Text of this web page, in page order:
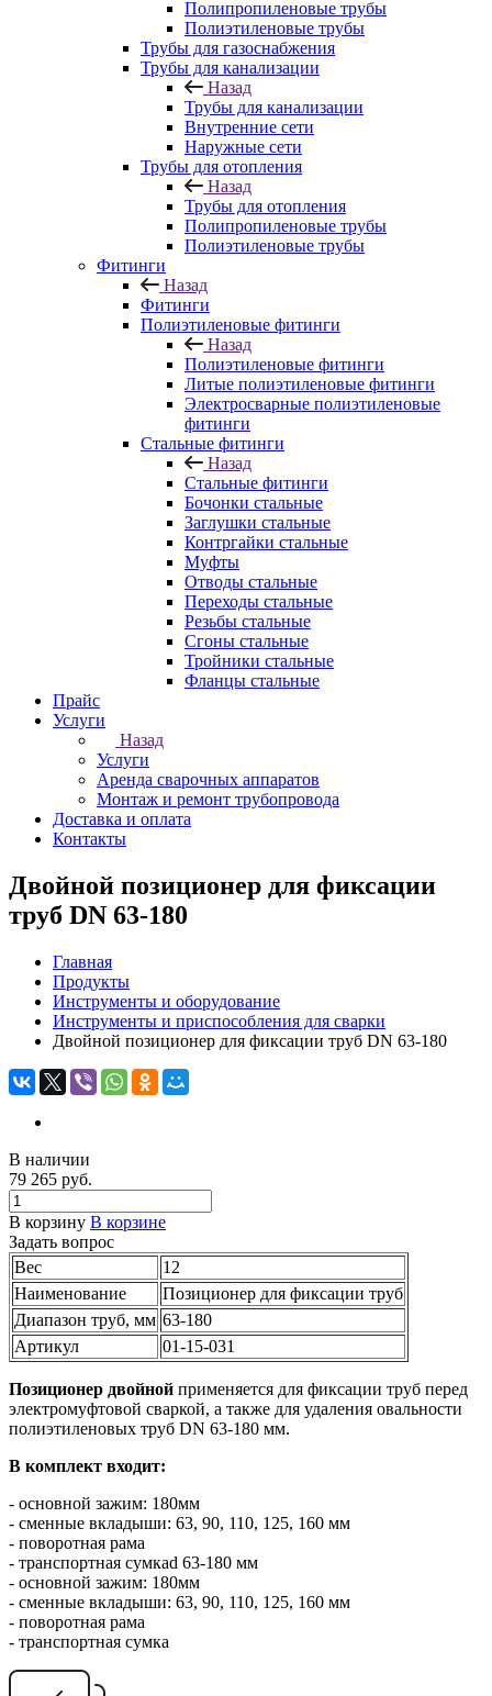
Полипропиленовые трубы
Полиэтиленовые трубы
Трубы для газоснабжения
Трубы для канализации
Назад
Трубы для канализации
Внутренние сети
Наружные сети
Трубы для отопления
Назад
Трубы для отопления
Полипропиленовые трубы
Полиэтиленовые трубы
Фитинги
Назад
Фитинги
Полиэтиленовые фитинги
Назад
Полиэтиленовые фитинги
Литые полиэтиленовые фитинги
Электросварные полиэтиленовые
фитинги
Стальные фитинги
Назад
Стальные фитинги
Бочонки стальные
Заглушки стальные
Контргайки стальные
Муфты
Отводы стальные
Переходы стальные
Резьбы стальные
Сгоны стальные
Тройники стальные
Фланцы стальные
Прайс
Услуги
Назад
Услуги
Аренда сварочных аппаратов
Монтаж и ремонт трубопровода
Доставка и оплата
Контакты
Двойной позиционер для фиксации
труб DN 63-180
Главная
Продукты
Инструменты и оборудование
Инструменты и приспособления для сварки
Двойной позиционер для фиксации труб DN 63-180
В наличии
79 265 руб.
В корзину В корзине
Задать вопрос
Вес
12
Наименование
Позиционер для фиксации труб
Диапазон труб, мм 63-180
Артикул
01-15-031
Позиционер двойной применяется для фиксации труб перед
электромуфтовой сваркой, а также для удаления овальности
полиэтиленовых труб DN 63-180 мм.
В комплект входит:
- основной зажим: 180мм
- сменные вкладыши: 63, 90, 110, 125, 160 мм
- поворотная рама
- транспортная сумкаd 63-180 мм
- основной зажим: 180мм
- сменные вкладыши: 63, 90, 110, 125, 160 мм
- поворотная рама
- транспортная сумка